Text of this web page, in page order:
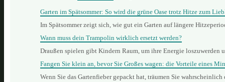
Garten im Spätsommer: So wird die grüne Oase trotz Hitze zum
Im Spätsommer zeigt sich, wie gut ein Garten auf längere
Wann muss dein Trampolin wirklich ersetzt werden?
Draußen spielen gibt Kindern Raum, um ihre Energie
Fangen Sie klein an, bevor Sie Großes wagen: die Vorteile eines
Wenn Sie das Gartenfieber gepackt hat, träumen Sie